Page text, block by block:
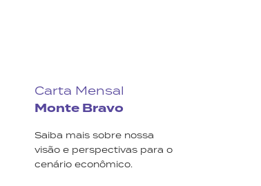
Carta Mensal
Monte Bravo
Saiba mais sobre nossa
visão e perspectivas para o
cenário econômico.